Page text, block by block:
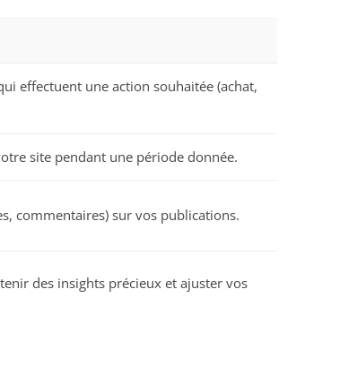
effectuent une action souhaitée (achat,
site pendant une période donnée.
commentaires) sur vos publications.
des insights précieux et ajuster vos